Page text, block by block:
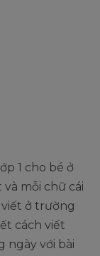
1 cho bé ở
mỗi chữ cái
ở trường
cách viết
ngày với bài